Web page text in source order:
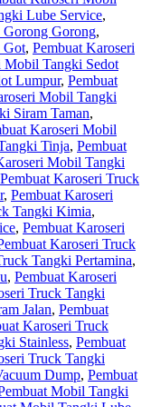
Lube Service,
Gorong Gorong,
Got, Pembuat Karoseri
Mobil Tangki Sedot
Lumpur, Pembuat
Mobil Tangki
Siram Taman,
Karoseri Mobil
Tinja, Pembuat
Mobil Tangki
Pembuat Karoseri Truck
, Pembuat Karoseri
Tangki Kimia,
, Pembuat Karoseri
Karoseri Truck
Tangki Pertamina,
, Pembuat Karoseri
Truck Tangki
Jalan, Pembuat
Karoseri Truck
Stainless, Pembuat
Truck Tangki
Dump, Pembuat
Mobil Tangki